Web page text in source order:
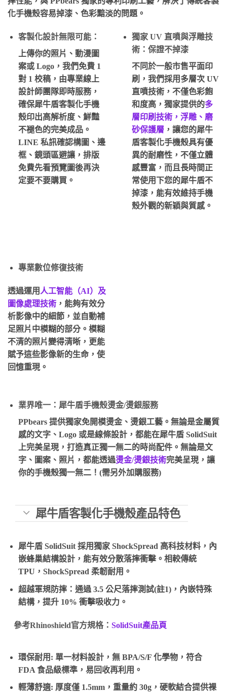
化手機殼容易掉漆、色彩黯淡的問題。
客製化設計無限可能：
上傳你的照片、動漫圖
案或 Logo，我們免費 1
對 1 校稿，由專業線上
設計師團隊即時服務，
確保犀牛盾客製化手機
殼印出高解析度、鮮豔
不褪色的完美成品。
LINE 私訊確認構圖、邊
框、鏡頭區避讓，排版
免費先看預覽圖後再決
定要不要購買。
獨家 UV 直噴與浮雕技
術：保證不掉漆
不同於一般市售平面印
刷，我們採用多層次 UV
直噴技術，不僅色彩飽
和度高，獨家提供的多
層印刷技術，浮雕、磨
砂保護層 ，讓您的犀牛
盾客製化手機殼具有優
異的耐磨性，不僅立體
感豐富，而且長時間正
常使用下您的犀牛盾不
掉漆，能有效維持手機
殼外觀的新穎與質感。
專業數位修復技術
透過運用 人工智能（AI）及
圖像處理技術 ，能夠有效分
析影像中的細節，並自動補
足照片中模糊的部分。模糊
不清的照片變得清晰，更能
賦予這些影像新的生命，使
回憶重現。
業界唯一：犀牛盾手機殼燙金/燙銀服務
PPbears 提供獨家免開模燙金、燙銀工藝。無論是金屬質
感的文字、Logo 或是線條設計，都能在犀牛盾 SolidSuit
上完美呈現，打造真正獨一無二的時尚配件。無論是文
字、圖案、照片，都能透過燙金/燙銀技術完美呈現，讓
你的手機殼獨一無二！(需另外加購服務)
犀牛盾客製化手機殼產品特色
犀牛盾 SolidSuit 採用獨家 ShockSpread 高科技材料，內
嵌蜂巢結構設計，能有效分散落摔衝擊。相較傳統
TPU，ShockSpread 柔韌耐用。
超越軍規防摔：通過 3.5 公尺落摔測試(註1)，內嵌特殊
結構，提升 10% 衝擊吸收力。
參考Rhinoshield官方規格： SolidSuit產品頁
環保耐用: 單一材料設計，無 BPA/S/F 化學物，符合
FDA 食品級標準，易回收再利用。
輕薄舒適: 厚度僅 1.5mm，重量約 30g，硬軟結合提供裸